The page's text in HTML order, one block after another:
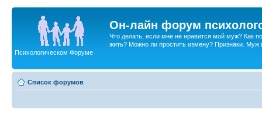
Он-лайн форум
Что делать, если мне не нравится мой муж? Как
жить? Можно ли простить измену? Признаки. Муж
Психологическом Форуме
Список форумов